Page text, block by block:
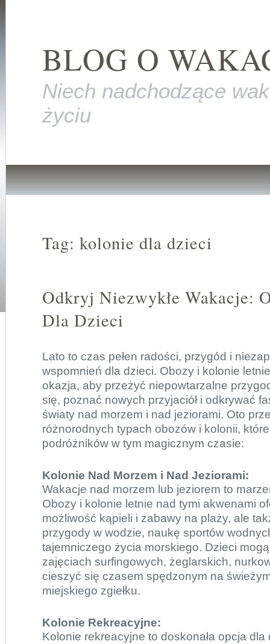
BLOG O
Niech nadchodzące
życiu
Tag: kolonie dla dzieci
Odkryj Niezwykłe Wakacje:
Dla Dzieci
Lato to czas pełen radości, przygód i
wspomnień dla dzieci. Obozy i kolonie letnie
okazja, aby przeżyć niepowtarzalne
się, poznać nowych przyjaciół i odkrywać
światy nad morzem i nad jeziorami. Oto
różnorodnych typach obozów i kolonii,
podróżników w tym magicznym czasie:
Kolonie Nad Morzem i Nad Jeziorami:
Wakacje nad morzem lub jeziorem to
Obozy i kolonie letnie nad tymi akwenami
możliwość kąpieli i zabawy na plaży, ale
przygody w wodzie, naukę sportów
tajemniczego życia morskiego. Dzieci
zajęciach surfingowych, żeglarskich,
cieszyć się czasem spędzonym na
miejskiego zgiełku.
Kolonie Rekreacyjne:
Kolonie rekreacyjne to doskonała opcja